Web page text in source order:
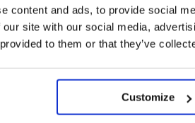
content and ads, to provide social
site with our social media,
to them or that they’ve
Customize